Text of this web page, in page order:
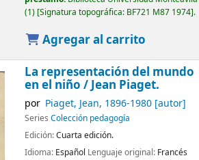
(1) Signatura topográfica: BF721 M87 1974 .
Agregar al carrito
La representación del mundo
en el niño / Jean Piaget.
por Piaget, Jean, 1896-1980[autor]
Series Colección pedagogía
Edición:Cuarta edición.
Idioma: Español Lenguaje original: Francés